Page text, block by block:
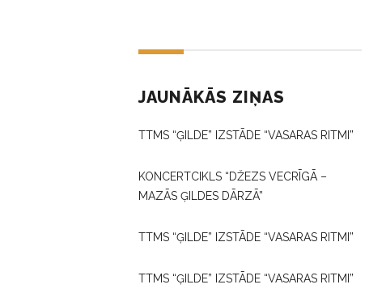
JAUNĀKĀS ZIŅAS
TTMS “ĢILDE” IZSTĀDE “VASARAS RITMI”
KONCERTCIKLS “DŽEZS VECRĪGĀ –
MAZĀS ĢILDES DĀRZĀ”
TTMS “ĢILDE” IZSTĀDE “VASARAS RITMI”
TTMS “ĢILDE” IZSTĀDE “VASARAS RITMI”